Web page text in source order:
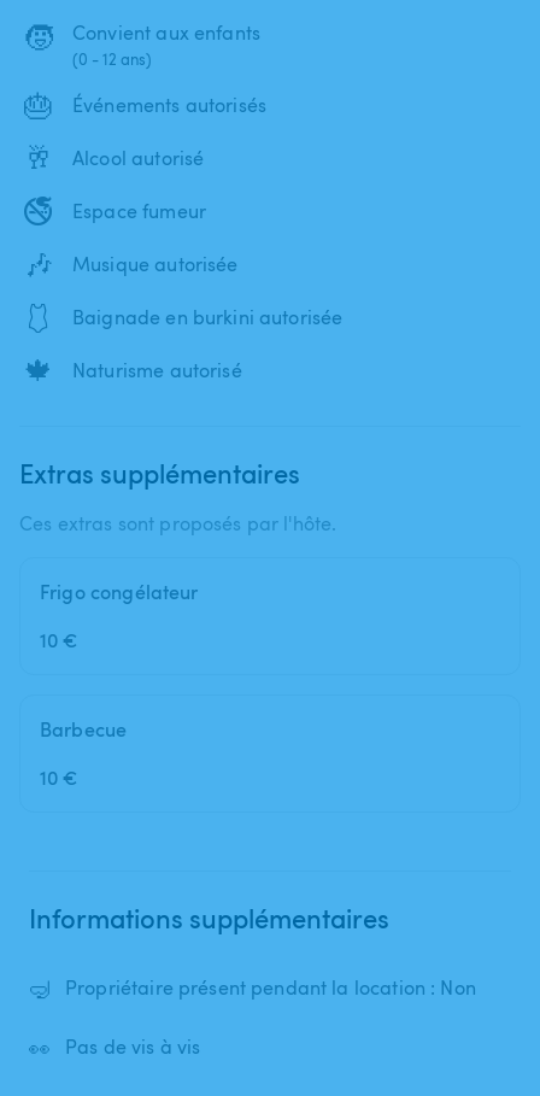
🧒 Convient aux enfants
(0 - 12 ans)
🎂 Événements autorisés
🥂 Alcool autorisé
🚭 Espace fumeur
🎶 Musique autorisée
🩱 Baignade en burkini autorisée
🍁 Naturisme autorisé
Extras supplémentaires
Ces extras sont proposés par l'hôte.
Frigo congélateur
10 €
Barbecue
10 €
Informations supplémentaires
🤿 Propriétaire présent pendant la location : Non
👀 Pas de vis à vis